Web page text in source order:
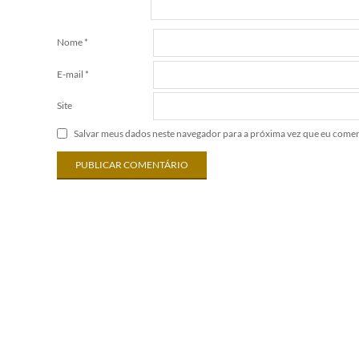
Nome *
E-mail *
Site
Salvar meus dados neste navegador para a próxima vez que eu